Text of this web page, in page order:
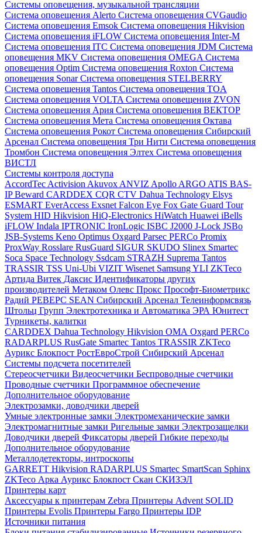
Системы оповещения, музыкальной трансляции
Система оповещения Alerto Система оповещения CVGaudio
Система оповещения Emsok Система оповещения Hikvision
Система оповещения iFLOW Система оповещения Inter-M
Система оповещения ITC Система оповещения JDM Система
оповещения MKV Система оповещения OMEGA Система
оповещения Optim Система оповещения Roxton Система
оповещения SonarСистема оповещения STELBERRY
Система оповещения Tantos Система оповещения TOA
Система оповещения VOLTA Система оповещения ZVON
Система оповещения Ария Система оповещения ВЕКТОР
Система оповещения Мета Система оповещения Октава
Система оповещения Рокот Система оповещения Сибирский
Арсенал Система оповещения Три Нити Система оповещения
Тромбон Система оповещения Элтех Система оповещения
ВИСТЛ
Системы контроля доступа
AccordTec Activision Akuvox ANVIZ Apollo ARGO ATIS BAS-
IPBeward CARDDEX CQR CTV Dahua Technology Elsys
ESMART EverAccess Exsnet Falcon Eye Fox Gate Guard Tour
System HID Hikvision HiQ-Electronics HiWatch Huawei iBells
iFLOW Indala IPTRONIC IronLogic ISBC J2000 J-Lock JSBo
JSB-Systems Keno Optimus Oxgard Parsec PERCo Promix
ProxWay Rosslare RusGuard SIGUR SKUDO Slinex Smartec
Soca Space Technology Ssdcam STRAZH Suprema Tantos
TRASSIR TSS Uni-Ubi VIZIT Wisenet SamsungYLI ZKTeco
Артида Витек Даксис Идентификаторы других
производителей Метаком Олевс Прокс Прософт-Биометрикс
Радий РЕВЕРС SEAN Сибирский Арсенал Телеинформсвязь
Штольц Групп Электротехника и Автоматика ЭРА Юнитест
Турникеты, калитки
CARDDEX Dahua Technology Hikvision ОМА Oxgard PERCo
RADARPLUS RusGate Smartec Tantos TRASSIR ZKTeco
Аурикс Блокпост РостЕвроСтрой Сибирский Арсенал
Системы подсчета посетителей
Стереосчетчики Видеосчетчики Беспроводные счетчики
Проводные счетчики Программное обеспечение
Дополнительное оборудование
Электрозамки, доводчики дверей
Умные электронные замки Электромеханические замки
Электромагнитные замки Ригельные замки Электрозащелки
Доводчики дверей Фиксаторы дверей Гибкие переходы
Дополнительное оборудование
Металлодетекторы, интроскопы
GARRETT Hikvision RADARPLUS Smartec SmartScan Sphinx
ZKTeco Арка Аурикс Блокпост Скан СКИЗЭЛ
Принтеры карт
Аксессуары к принтерам Zebra Принтеры Advent SOLID
Принтеры Evolis Принтеры Fargo Принтеры IDP
Источники питания